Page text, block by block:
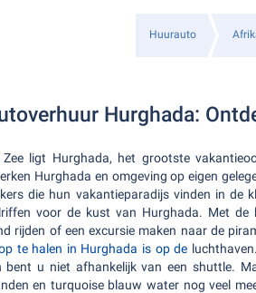
Huurauto
Hurghada:
ligt Hurghada, het grootste
Hurghada en omgeving op eigen
die hun vakantieparadijs vinden in de
voor de kust van Hurghada. Met
rijden of een excursie maken naar de
te halen in Hurghada is op de
bent u niet afhankelijk van een shuttle.
en turquoise blauw water nog veel